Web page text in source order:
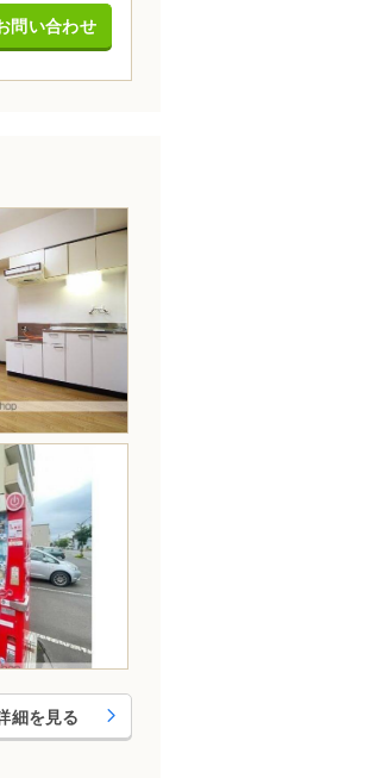
問い合わせ
細を見る